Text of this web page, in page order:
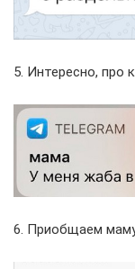
5. Интересно, про
6. Приобщаем маму